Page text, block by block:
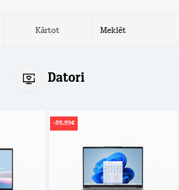
Kārtot
Datori
-55,59€